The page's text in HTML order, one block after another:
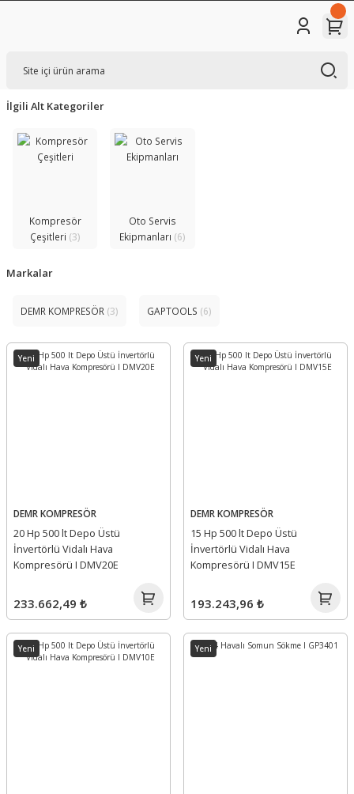
İlgili Alt Kategoriler
Kompresör
Çeşitleri (3)
Oto Servis
Ekipmanları (6)
Markalar
DEMR KOMPRESÖR (3) GAPTOOLS (6)
Yeni
DEMR KOMPRESÖR
20 Hp 500 lt Depo Üstü
İnvertörlü Vidalı Hava
Kompresörü I DMV20E
233.662,49 ₺
Yeni
DEMR KOMPRESÖR
15 Hp 500 lt Depo Üstü
İnvertörlü Vidalı Hava
Kompresörü I DMV15E
193.243,96 ₺
Yeni Yeni